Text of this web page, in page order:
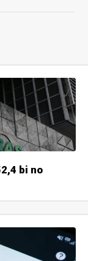
bi no